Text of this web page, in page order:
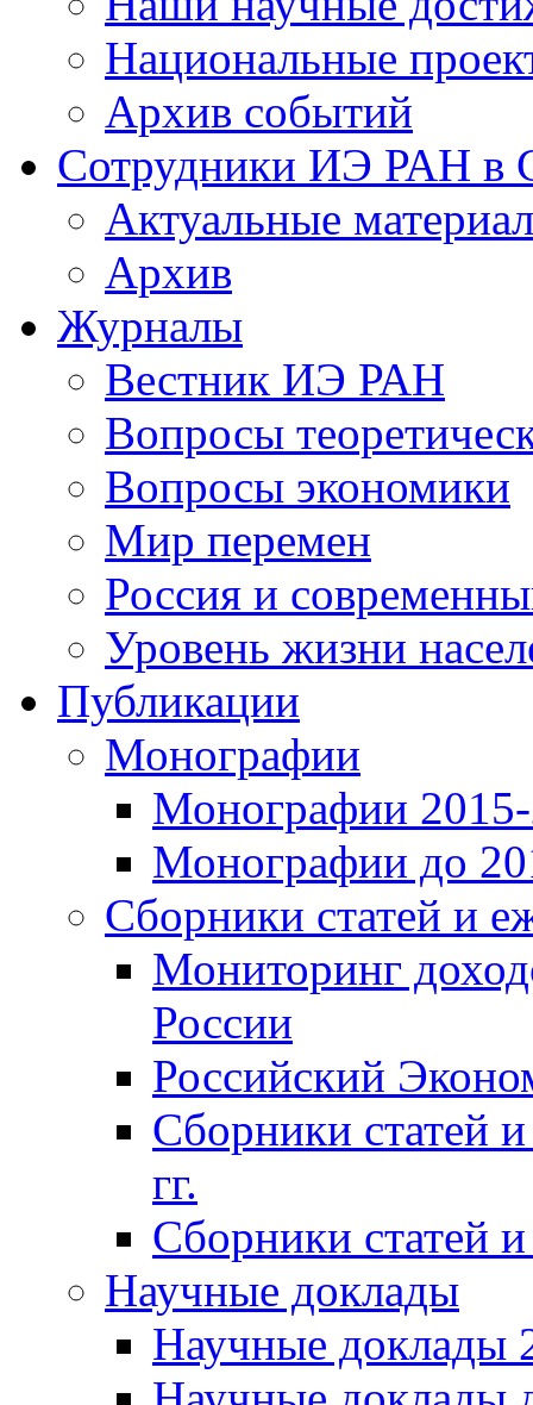
Национальные
Архив событий
Сотрудники ИЭ РАН
Актуальные
Архив
Журналы
Вестник ИЭ РАН
Вопросы
Вопросы экономики
Мир перемен
Россия и
Уровень жизни
Публикации
Монографии
Монографии 2015-
Монографии до
Сборники статей и
Мониторинг
России
Российский
Сборники статей
гг.
Сборники статей
Научные доклады
Научные доклады